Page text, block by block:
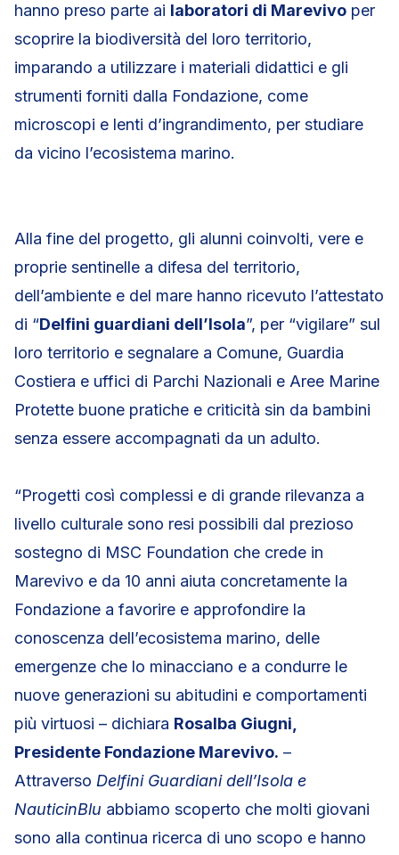
hanno preso parte ai laboratori di Marevivo per
scoprire la biodiversità del loro territorio,
imparando a utilizzare i materiali didattici e gli
strumenti forniti dalla Fondazione, come
microscopi e lenti d’ingrandimento, per studiare
da vicino l’ecosistema marino.
Alla fine del progetto, gli alunni coinvolti, vere e
proprie sentinelle a difesa del territorio,
dell’ambiente e del mare hanno ricevuto l’attestato
di “Delfini guardiani dell’Isola”, per “vigilare” sul
loro territorio e segnalare a Comune, Guardia
Costiera e uffici di Parchi Nazionali e Aree Marine
Protette buone pratiche e criticità sin da bambini
senza essere accompagnati da un adulto.
“Progetti così complessi e di grande rilevanza a
livello culturale sono resi possibili dal prezioso
sostegno di MSC Foundation che crede in
Marevivo e da 10 anni aiuta concretamente la
Fondazione a favorire e approfondire la
conoscenza dell’ecosistema marino, delle
emergenze che lo minacciano e a condurre le
nuove generazioni su abitudini e comportamenti
più virtuosi – dichiara Rosalba Giugni,
Presidente Fondazione Marevivo. –
Attraverso Delfini Guardiani dell’Isola e
NauticinBlu abbiamo scoperto che molti giovani
sono alla continua ricerca di uno scopo e hanno